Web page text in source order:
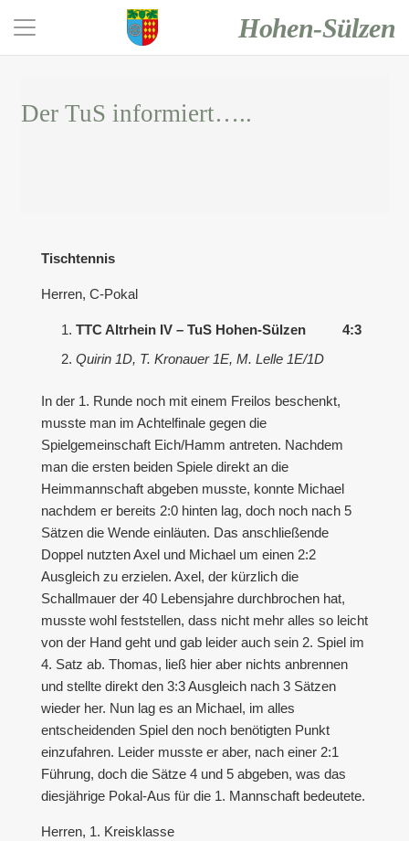
Hohen-Sülzen
Der TuS informiert…..
Tischtennis
Herren, C-Pokal
TTC Altrhein IV – TuS Hohen-Sülzen 4:3
Quirin 1D, T. Kronauer 1E, M. Lelle 1E/1D
In der 1. Runde noch mit einem Freilos beschenkt,
musste man im Achtelfinale gegen die
Spielgemeinschaft Eich/Hamm antreten. Nachdem
man die ersten beiden Spiele direkt an die
Heimmannschaft abgeben musste, konnte Michael
nachdem er bereits 2:0 hinten lag, doch noch nach 5
Sätzen die Wende einläuten. Das anschließende
Doppel nutzten Axel und Michael um einen 2:2
Ausgleich zu erzielen. Axel, der kürzlich die
Schallmauer der 40 Lebensjahre durchbrochen hat,
musste wohl feststellen, dass nicht mehr alles so leicht
von der Hand geht und gab leider auch sein 2. Spiel im
4. Satz ab. Thomas, ließ hier aber nichts anbrennen
und stellte direkt den 3:3 Ausgleich nach 3 Sätzen
wieder her. Nun lag es an Michael, im alles
entscheidenden Spiel den noch benötigten Punkt
einzufahren. Leider musste er aber, nach einer 2:1
Führung, doch die Sätze 4 und 5 abgeben, was das
diesjährige Pokal-Aus für die 1. Mannschaft bedeutete.
Herren, 1. Kreisklasse